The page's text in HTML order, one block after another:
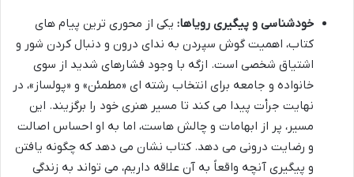
خودشناسی و پیگیری رویاها: یکی از محوری ترین پیام های
کتاب، اهمیت گوش سپردن به ندای درون و دنبال کردن شور و
اشتیاق شخصی است. ازگه با وجود فشارهای شدید از سوی
خانواده و جامعه برای انتخاب رشته ای «مطمئن» و «پولساز»، در
نهایت جرأت پیدا می کند تا مسیر هنری خود را برگزیند. این
مسیر، پر از ابهامات و چالش هاست، اما به او احساس اصالت
و رضایت درونی می دهد. کتاب نشان می دهد که چگونه یافتن
و پیگیری آنچه واقعاً به آن علاقه داریم، می تواند به زندگی